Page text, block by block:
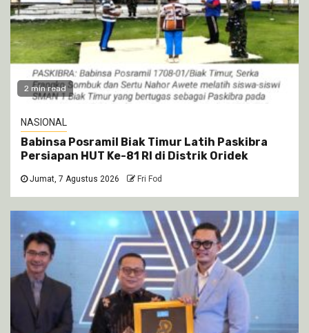
2 min read
NASIONAL
Babinsa Posramil Biak Timur Latih Paskibra
Persiapan HUT Ke-81 RI di Distrik Oridek
Jumat, 7 Agustus 2026 Fri Fod